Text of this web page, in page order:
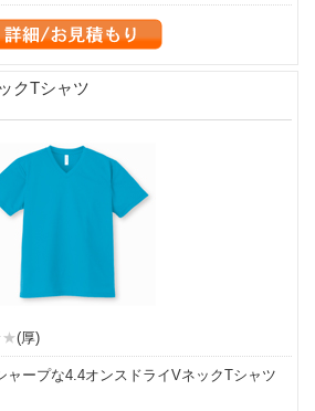
クTシャツ
(厚)
ャープな4.4オンスドライVネックTシャツ